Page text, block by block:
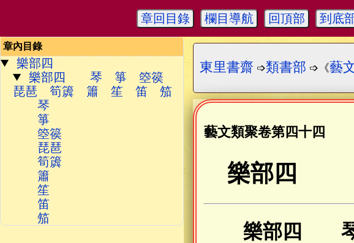
章回目錄 欄目導航 回頂部 到底
章內目錄
樂部四
樂部四 琴 箏 箜篌
琵琶 筍簴 簫 笙 笛 笳
琴
箏
箜篌
琵琶
筍簴
簫
笙
笛
笳
東里書齋 ➩類書部 ➩《藝
藝文類聚卷第四十四
樂部四
樂部四